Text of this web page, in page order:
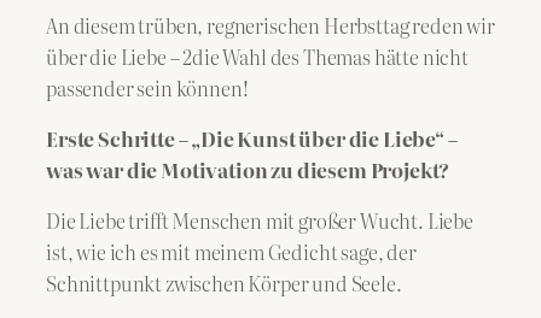
An diesem trüben, regnerischen Herbsttag reden wir
über die Liebe – 2die Wahl des Themas hätte nicht
passender sein können!
Erste Schritte – „Die Kunst über die Liebe“ –
was war die Motivation zu diesem Projekt?
Die Liebe trifft Menschen mit großer Wucht. Liebe
ist, wie ich es mit meinem Gedicht sage, der
Schnittpunkt zwischen Körper und Seele.